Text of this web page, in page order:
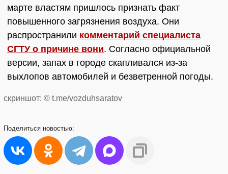
марте властям пришлось признать факт
повышенного загрязнения воздуха. Они
распространили комментарий специалиста
СГТУ о причине вони. Согласно официальной
версии, запах в городе скапливался из-за
выхлопов автомобилей и безветренной погоды.
скриншот: © t.me/vozduhsaratov
Поделиться новостью: